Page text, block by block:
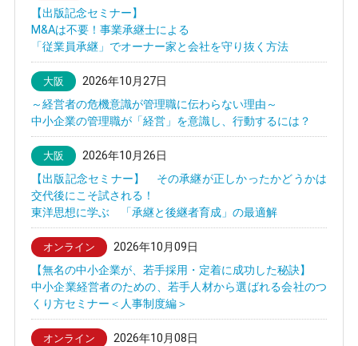
【出版記念セミナー】
M&Aは不要！事業承継士による
「従業員承継」でオーナー家と会社を守り抜く方法
大阪
2026年10月27日
～経営者の危機意識が管理職に伝わらない理由～
中小企業の管理職が「経営」を意識し、行動するには？
大阪
2026年10月26日
【出版記念セミナー】 その承継が正しかったかどうかは
交代後にこそ試される！
東洋思想に学ぶ 「承継と後継者育成」の最適解
オンライン
2026年10月09日
【無名の中小企業が、若手採用・定着に成功した秘訣】
中小企業経営者のための、若手人材から選ばれる会社のつ
くり方セミナー＜人事制度編＞
オンライン
2026年10月08日